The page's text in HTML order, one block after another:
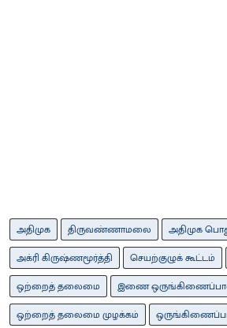
அதிமுக திருவண்ணாமலை
அதிமுக
அக்ரி கிருஷ்ணமூர்த்தி
செயற்குழுக் கூட்டம்
ஒற்றைத் தலைமை
இணை
ஒற்றைத் தலைமை முழக்கம்